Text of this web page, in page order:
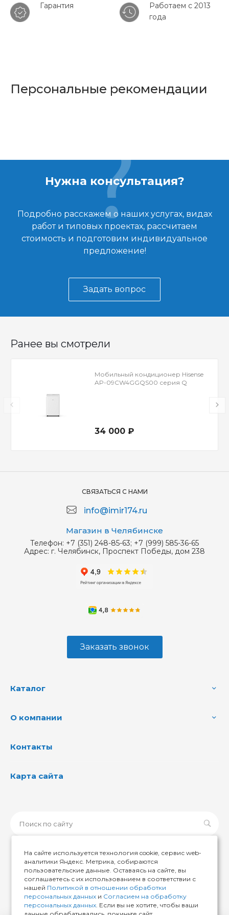
Гарантия
Работаем с 2013
года
Персональные рекомендации
Нужна консультация?
Подробно расскажем о наших услугах, видах
работ и типовых проектах, рассчитаем
стоимость и подготовим индивидуальное
предложение!
Задать вопрос
Ранее вы смотрели
Мобильный кондиционер Hisense
AP-09CW4GGQS00 серия Q
34 000 ₽
СВЯЗАТЬСЯ С НАМИ
info@imir174.ru
Магазин в Челябинске
Телефон: +7 (351) 248-85-63; +7 (999) 585-36-65
Адрес: г. Челябинск, Проспект Победы, дом 238
Заказать звонок
Каталог
О компании
Контакты
Карта сайта
© 2026 ИМИР174, Все права защищены
На сайте используется технология cookie, сервис web-
аналитики Яндекс. Метрика, собираются
пользовательские данные. Оставаясь на сайте, вы
соглашаетесь с их использованием в соответствии с
нашей Политикой в отношении обработки
персональных данных и Согласием на обработку
персональных данных. Если вы не хотите, чтобы ваши